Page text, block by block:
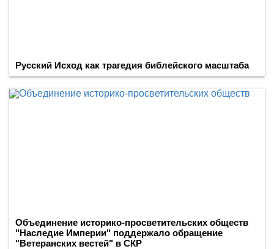
Русский Исход как трагедия библейского масштаба
Объединение историко-просветительских обществ
"Наследие Империи" поддержало обращение
"Ветеранских вестей" в СКР